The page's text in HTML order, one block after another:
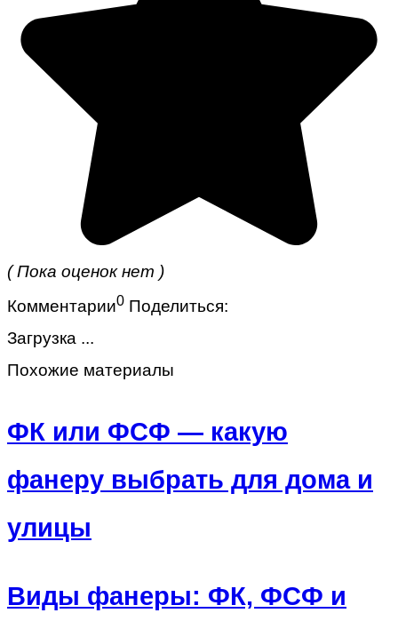
( Пока оценок нет )
Комментарии0 Поделиться:
Загрузка ...
Похожие материалы
ФК или ФСФ — какую
фанеру выбрать для дома и
улицы
Виды фанеры: ФК, ФСФ и